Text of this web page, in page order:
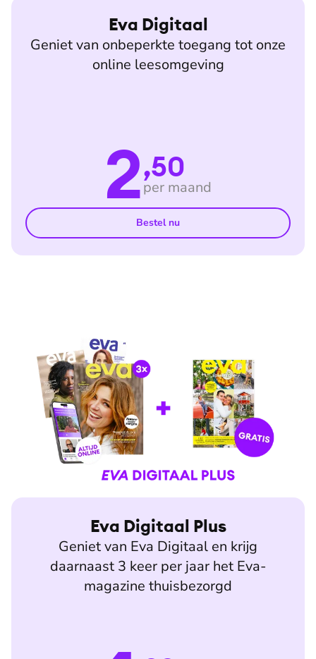
Eva Digitaal
Geniet van onbeperkte toegang tot onze
online leesomgeving
2,50
per maand
Bestel nu
Eva Digitaal Plus
Geniet van Eva Digitaal en krijg
daarnaast 3 keer per jaar het Eva-
magazine thuisbezorgd